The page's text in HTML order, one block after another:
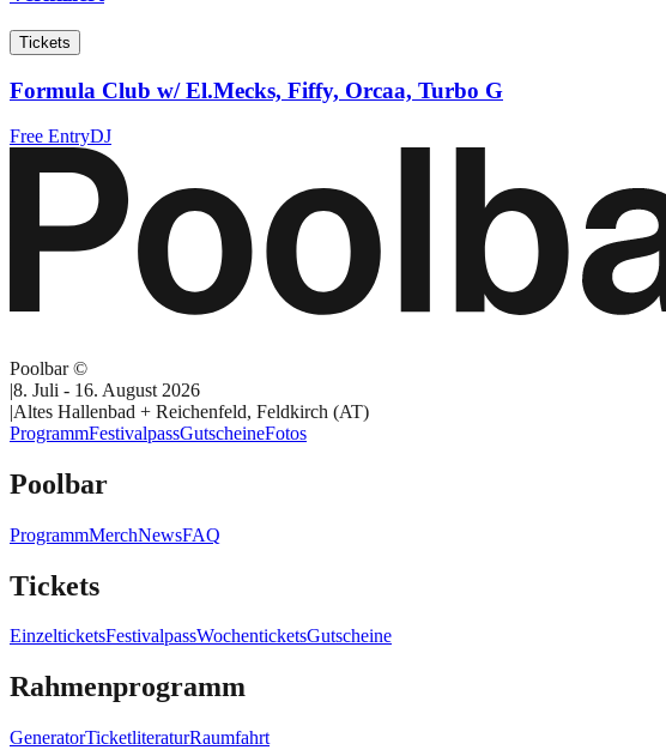
Tickets
Formula Club w/ El.Mecks, Fiffy, Orcaa, Turbo G
Free EntryDJ
Poolbar ©
|8. Juli - 16. August 2026
|Altes Hallenbad + Reichenfeld, Feldkirch (AT)
ProgrammFestivalpassGutscheineFotos
Poolbar
ProgrammMerchNewsFAQ
Tickets
EinzelticketsFestivalpassWochenticketsGutscheine
Rahmenprogramm
GeneratorTicketliteraturRaumfahrt